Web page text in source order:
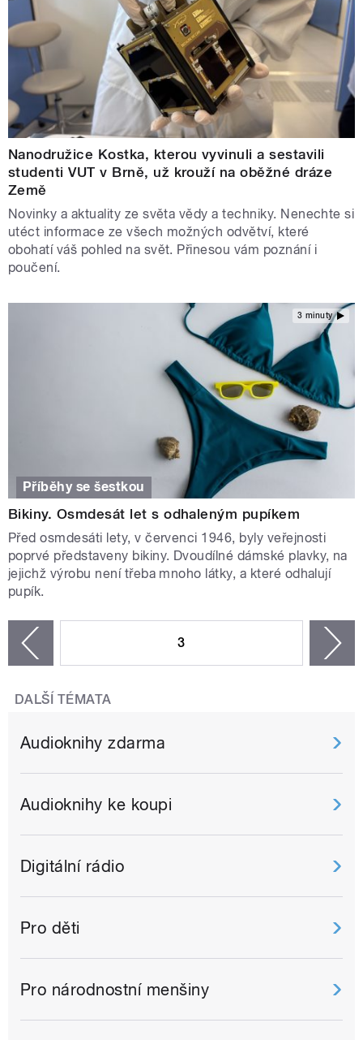
Nanodružice Kostka, kterou vyvinuli a sestavili
studenti VUT v Brně, už krouží na oběžné dráze
Země
Novinky a aktuality ze světa vědy a techniky. Nenechte si
utéct informace ze všech možných odvětví, které
obohatí váš pohled na svět. Přinesou vám poznání i
poučení.
3 minuty
Příběhy se šestkou
Bikiny. Osmdesát let s odhaleným pupíkem
Před osmdesáti lety, v červenci 1946, byly veřejnosti
poprvé představeny bikiny. Dvoudílné dámské plavky, na
jejichž výrobu není třeba mnoho látky, a které odhalují
pupík.
3
DALŠÍ TÉMATA
Audioknihy zdarma
Audioknihy ke koupi
Digitální rádio
Pro děti
Pro národnostní menšiny